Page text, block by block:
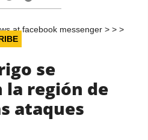
at facebook messenger > > >
se
la región de
ataques